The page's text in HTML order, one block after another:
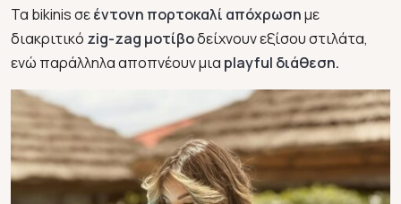
Τα bikinis σεέντονη πορτοκαλί απόχρωσημε
διακριτικό zig-zag μοτίβοδείχνουν εξίσου στιλάτα,
ενώ παράλληλα αποπνέουν μια playful διάθεση.